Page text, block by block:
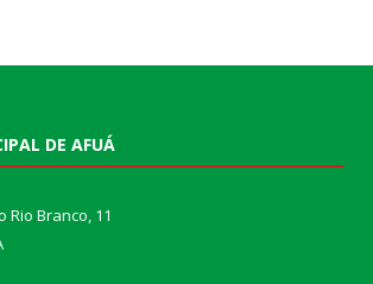
DE AFUÁ
Rio Branco, 11